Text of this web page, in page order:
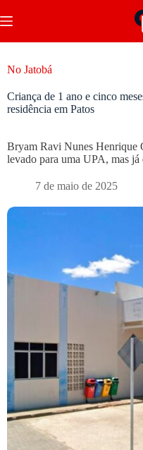
No Jatobá
Criança de 1 ano e cinco
residência em Patos
Bryam Ravi Nunes Henrique
levado para uma UPA, mas já
7 de maio de 2025